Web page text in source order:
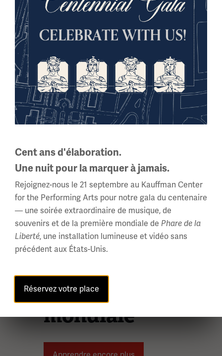
LA PARTICIPATION DES FEMMES
À LA GUERRE
Les femmes
de la
Guerre
mondiale
Cent ans d'élaboration.
Une nuit pour la marquer à jamais.
Rejoignez-nous le 21 septembre au Kauffman Center
for the Performing Arts pour notre gala du centenaire
— une soirée extraordinaire de musique, de
souvenirs et de la première mondiale de Phare de la
Liberté, une installation lumineuse et vidéo sans
précédent aux États-Unis.
Réservez votre place